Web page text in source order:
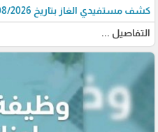
كشف مستفيدي الغاز بتاريخ 03/08/2026 موزّعًا على جميع المحافظات
التفاصيل ...